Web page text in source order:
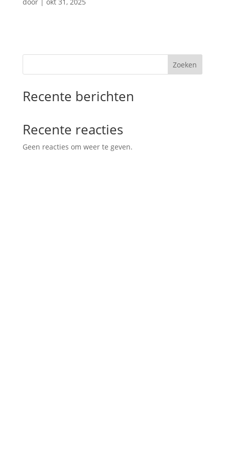
Zoeken
Recente berichten
Recente reacties
Geen reacties om weer te geven.